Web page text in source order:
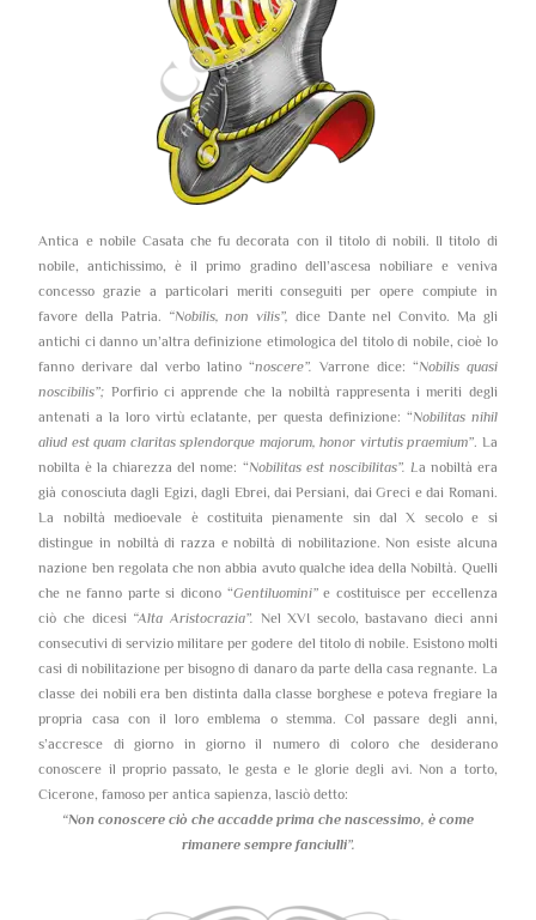
Antica e nobile Casata che fu decorata con il titolo di nobili. Il titolo di
nobile, antichissimo, è il primo gradino dell’ascesa nobiliare e veniva
concesso grazie a particolari meriti conseguiti per opere compiute in
favore della Patria. “Nobilis, non vilis”, dice Dante nel Convito. Ma gli
antichi ci danno un’altra definizione etimologica del titolo di nobile, cioè lo
fanno derivare dal verbo latino “noscere”. Varrone dice: “Nobilis quasi
noscibilis”; Porfirio ci apprende che la nobiltà rappresenta i meriti degli
antenati a la loro virtù eclatante, per questa definizione: “Nobilitas nihil
aliud est quam claritas splendorque majorum, honor virtutis praemium”. La
nobilta è la chiarezza del nome: “Nobilitas est noscibilitas”. La nobiltà era
già conosciuta dagli Egizi, dagli Ebrei, dai Persiani, dai Greci e dai Romani.
La nobiltà medioevale è costituita pienamente sin dal X secolo e si
distingue in nobiltà di razza e nobiltà di nobilitazione. Non esiste alcuna
nazione ben regolata che non abbia avuto qualche idea della Nobiltà. Quelli
che ne fanno parte si dicono “Gentiluomini”e costituisce per eccellenza
ciò che dicesi “Alta Aristocrazia”. Nel XVI secolo, bastavano dieci anni
consecutivi di servizio militare per godere del titolo di nobile. Esistono molti
casi di nobilitazione per bisogno di danaro da parte della casa regnante. La
classe dei nobili era ben distinta dalla classe borghese e poteva fregiare la
propria casa con il loro emblema o stemma. Col passare degli anni,
s’accresce di giorno in giorno il numero di coloro che desiderano
conoscere il proprio passato, le gesta e le glorie degli avi. Non a torto,
Cicerone, famoso per antica sapienza, lasciò detto:
“Non conoscere ciò che accadde prima che nascessimo, è come
rimanere sempre fanciulli”.